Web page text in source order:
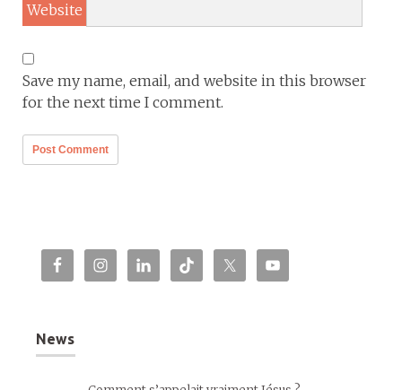
Website
Save my name, email, and website in this browser
for the next time I comment.
News